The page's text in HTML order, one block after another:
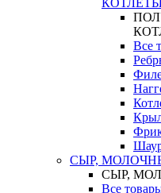
Все
СЫР,
СЫР,
Все